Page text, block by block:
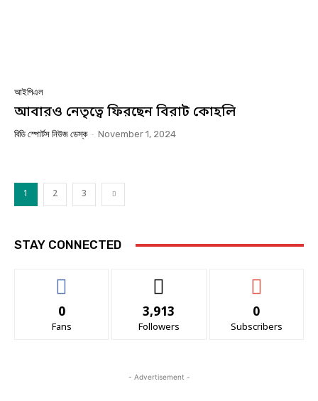
আইপিএল
আবারও নেতৃত্বে ফিরছেন বিরাট কোহলি
বিডি স্পোর্টস নিউজ ডেস্ক - November 1, 2024
1 2 3
STAY CONNECTED
0
Fans
3,913
Followers
0
Subscribers
- Advertisement -